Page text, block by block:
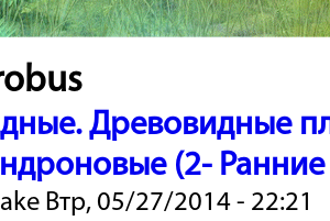
Древовидные
(2- Ранние
Втр, 05/27/2014 - 22:21